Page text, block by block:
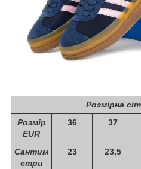
Розмірна
Розмір
EUR
36 37
Сантим
етри
23 23,5